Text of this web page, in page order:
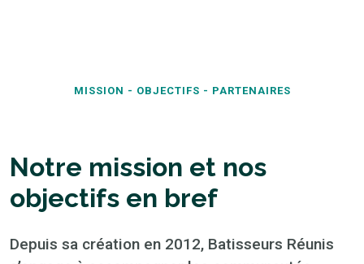
MISSION - OBJECTIFS - PARTENAIRES
Notre mission et nos
objectifs en bref
Depuis sa création en 2012, Batisseurs Réunis